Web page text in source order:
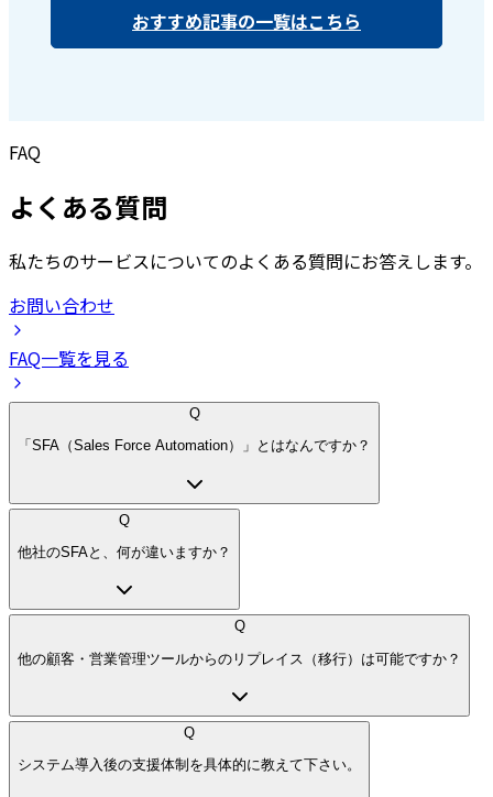
おすすめ記事の一覧はこちら
FAQ
よくある質問
私たちのサービスについてのよくある質問にお答えします。
お問い合わせ
FAQ一覧を見る
Q
「SFA（Sales Force Automation）」とはなんですか？
Q
他社のSFAと、何が違いますか？
Q
他の顧客・営業管理ツールからのリプレイス（移行）は可能ですか？
Q
システム導入後の支援体制を具体的に教えて下さい。